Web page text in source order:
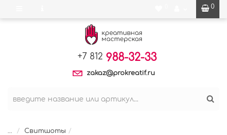
0
+7 812 988-32-33
zakaz@prokreatif.ru
...
Свитшоты